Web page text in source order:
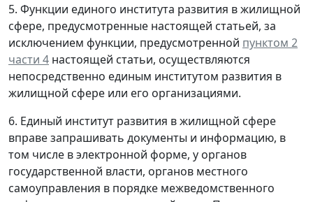
5. Функции единого института развития в жилищной
сфере, предусмотренные настоящей статьей, за
исключением функции, предусмотренной пунктом 2
части 4 настоящей статьи, осуществляются
непосредственно единым институтом развития в
жилищной сфере или его организациями.
6. Единый институт развития в жилищной сфере
вправе запрашивать документы и информацию, в
том числе в электронной форме, у органов
государственной власти, органов местного
самоуправления в порядке межведомственного